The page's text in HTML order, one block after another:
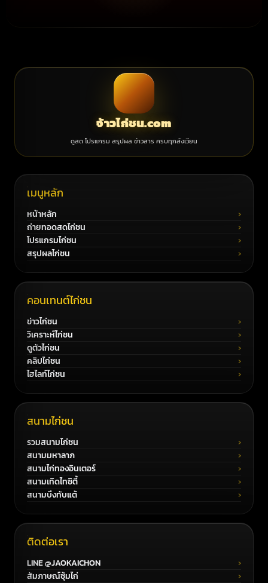
จ้าวไก่ชน.com
ดูสด โปรแกรม สรุปผล ข่าวสาร ครบทุกสังเวียน
เมนูหลัก
หน้าหลัก
ถ่ายทอดสดไก่ชน
โปรแกรมไก่ชน
สรุปผลไก่ชน
คอนเทนต์ไก่ชน
ข่าวไก่ชน
วิเคราะห์ไก่ชน
ดูตัวไก่ชน
คลิปไก่ชน
ไฮไลท์ไก่ชน
สนามไก่ชน
รวมสนามไก่ชน
สนามมหาลาภ
สนามไก่ทองอินเตอร์
สนามเทิดไทซิตี้
สนามบึงทับแต้
ติดต่อเรา
LINE @JAOKAICHON
สัมภาษณ์ซุ้มไก่